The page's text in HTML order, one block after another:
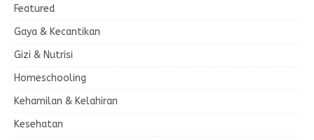
Featured
Gaya & Kecantikan
Gizi & Nutrisi
Homeschooling
Kehamilan & Kelahiran
Kesehatan